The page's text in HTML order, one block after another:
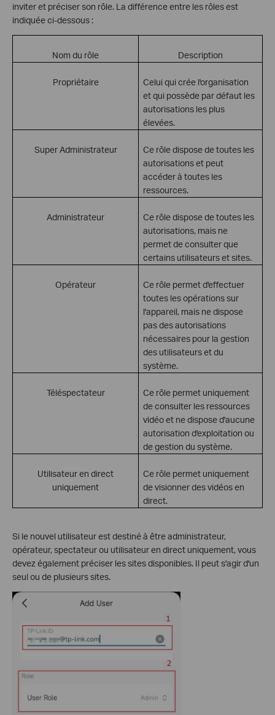
inviter et préciser son rôle. La différence entre les rôles est
indiquée ci-dessous :
Nom du rôle Description
Propriétaire
Celui qui crée l'organisation
et qui possède par défaut les
autorisations les plus
élevées.
Super Administrateur
Ce rôle dispose de toutes les
autorisations et peut
accéder à toutes les
ressources.
Administrateur
Ce rôle dispose de toutes les
autorisations, mais ne
permet de consulter que
certains utilisateurs et sites.
Opérateur
Ce rôle permet d'effectuer
toutes les opérations sur
l'appareil, mais ne dispose
pas des autorisations
nécessaires pour la gestion
des utilisateurs et du
système.
Téléspectateur
Ce rôle permet uniquement
de consulter les ressources
vidéo et ne dispose d'aucune
autorisation d'exploitation ou
de gestion du système.
Utilisateur en direct
uniquement
Ce rôle permet uniquement
de visionner des vidéos en
direct.
Si le nouvel utilisateur est destiné à être administrateur,
opérateur, spectateur ou utilisateur en direct uniquement, vous
devez également préciser les sites disponibles. Il peut s'agir d'un
seul ou de plusieurs sites.